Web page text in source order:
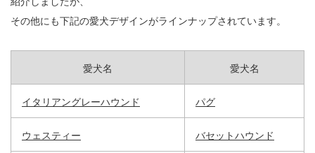
その他にも下記の愛犬デザインがラインナップされています。
愛犬名 愛犬名
イタリアングレーハウンド パグ
ウェスティー バセットハウンド